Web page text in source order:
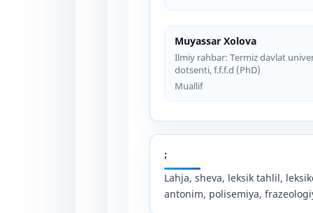
Muyassar Xolova
Ilmiy rahbar: Termiz davlat
dotsenti, f.f.f.d (PhD)
Muallif
;
Lahja, sheva, leksik tahlil,
antonim, polisemiya,